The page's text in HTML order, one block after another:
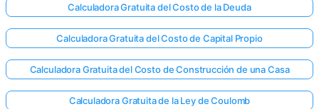
Calculadora Gratuita del Costo de la Deuda
Calculadora Gratuita del Costo de Capital Propio
Calculadora Gratuita del Costo de Construcción de una Casa
Calculadora Gratuita de la Ley de Coulomb